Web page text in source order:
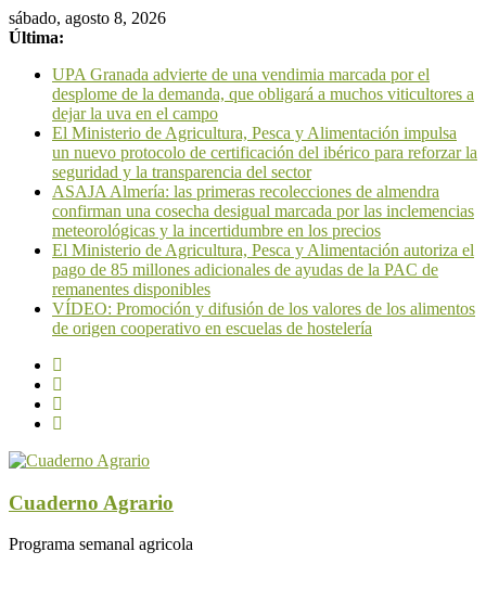
sábado, agosto 8, 2026
Última:
UPA Granada advierte de una vendimia marcada por el
desplome de la demanda, que obligará a muchos viticultores a
dejar la uva en el campo
El Ministerio de Agricultura, Pesca y Alimentación impulsa
un nuevo protocolo de certificación del ibérico para reforzar la
seguridad y la transparencia del sector
ASAJA Almería: las primeras recolecciones de almendra
confirman una cosecha desigual marcada por las inclemencias
meteorológicas y la incertidumbre en los precios
El Ministerio de Agricultura, Pesca y Alimentación autoriza el
pago de 85 millones adicionales de ayudas de la PAC de
remanentes disponibles
VÍDEO: Promoción y difusión de los valores de los alimentos
de origen cooperativo en escuelas de hostelería
Cuaderno Agrario
Programa semanal agricola